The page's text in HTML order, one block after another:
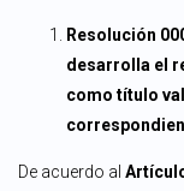
Resolución
desarrolla el
como título
De acuerdo al